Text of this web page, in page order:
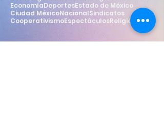
EconomíaDeportesEstado de México
Ciudad MéxicoNacionalSindicatos
CooperativismoEspectáculosReligión Estilo